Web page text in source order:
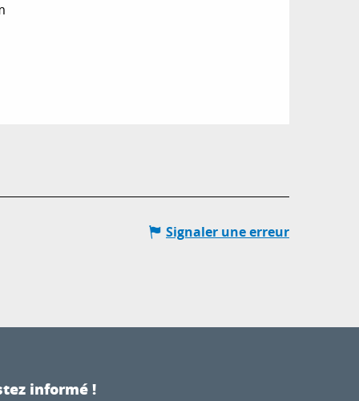
Signaler une erreur
informé !